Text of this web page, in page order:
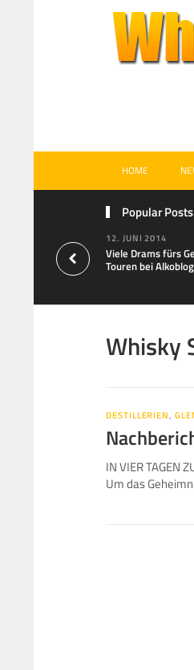
HOME
Popular
12. JUNI 2014
Viele Drams fürs
Touren bei
Whisky
DESTILLERIEN,
IN VIER TAGEN
Um das